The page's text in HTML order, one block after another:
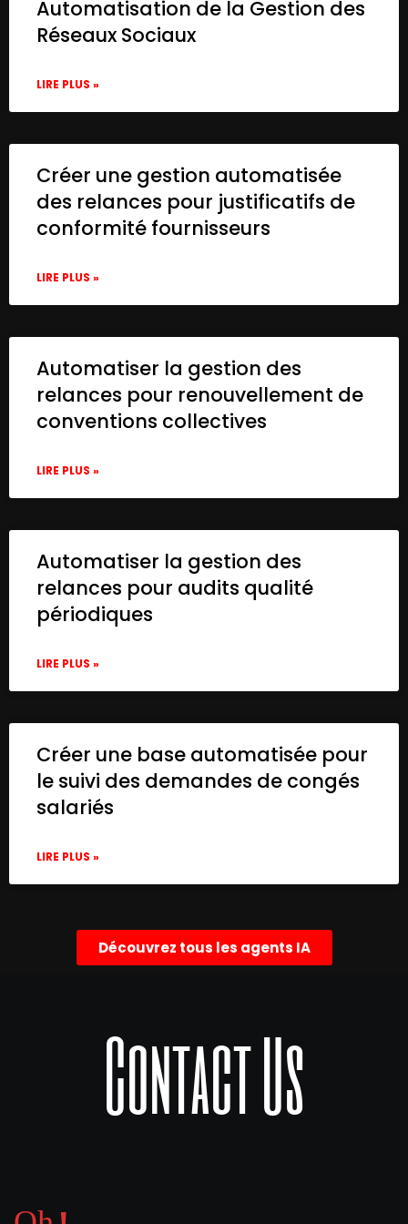
    {
"id": "6f074b77-3441-4026-a13a-
"name": "When clicking 'Test
      "position": [
      ],
      "parameters": {},
      "typeVersion": 1
    },
    {
"type": "@n8n/n8n-nodes-
      "position": [
      ],
      "parameters": {
        "mode": "insert",
        "options": {
        },
        }
      },
      "credentials": {
        "pineconeApi": {
          "name": "PineconeApi account"
      "typeVersion": 1
    {
"id": "ae426fdc-0d58-46a6-bfe6-
"name": "When chat message
        -20
"webhookId": "dec328cc-f47e-4727-
      "parameters": {
        "options": {}
    {
"id": "9388b413-f133-45a6-8066-
      "name": "Question &amp; Answer",
"type": "@n8n/n8n-nodes-
Automatisation de la Gestion des
Réseaux Sociaux
LIRE PLUS »
Créer une gestion automatisée
des relances pour justificatifs de
conformité fournisseurs
LIRE PLUS »
Automatiser la gestion des
relances pour renouvellement de
conventions collectives
LIRE PLUS »
Automatiser la gestion des
relances pour audits qualité
périodiques
LIRE PLUS »
Créer une base automatisée pour
le suivi des demandes de congés
salariés
LIRE PLUS »
Découvrez tous les agents IA
Contact Us